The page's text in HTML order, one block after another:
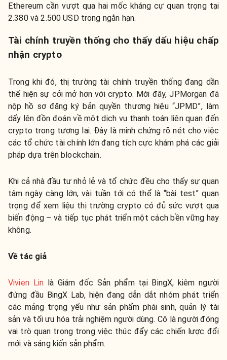
Ethereum cần vượt qua hai mốc kháng cự quan trọng tại
2.380 và 2.500 USD trong ngắn hạn.
Tài chính truyền thống cho thấy dấu hiệu chấp
nhận crypto
Trong khi đó, thị trường tài chính truyền thống đang dần
thể hiện sự cởi mở hơn với crypto. Mới đây, JPMorgan đã
nộp hồ sơ đăng ký bản quyền thương hiệu “JPMD”, làm
dấy lên đồn đoán về một dịch vụ thanh toán liên quan đến
crypto trong tương lai. Đây là minh chứng rõ nét cho việc
các tổ chức tài chính lớn đang tích cực khám phá các giải
pháp dựa trên blockchain.
Khi cả nhà đầu tư nhỏ lẻ và tổ chức đều cho thấy sự quan
tâm ngày càng lớn, vài tuần tới có thể là “bài test” quan
trọng để xem liệu thị trường crypto có đủ sức vượt qua
biến động – và tiếp tục phát triển một cách bền vững hay
không.
Về tác giả
Vivien Lin
là Giám đốc Sản phẩm tại BingX, kiêm người
đứng đầu BingX Lab, hiện đang dẫn dắt nhóm phát triển
các mảng trọng yếu như sản phẩm phái sinh, quản lý tài
sản và tối ưu hóa trải nghiệm người dùng. Cô là người đóng
vai trò quan trọng trong việc thúc đẩy các chiến lược đổi
mới và sáng kiến sản phẩm.